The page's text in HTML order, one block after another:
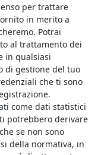
per trattare
in merito a
Potrai
al trattamento dei
in qualsiasi
di gestione del tuo
che ti sono
come dati statistici
potrebbero derivare
se non sono
della normativa, in